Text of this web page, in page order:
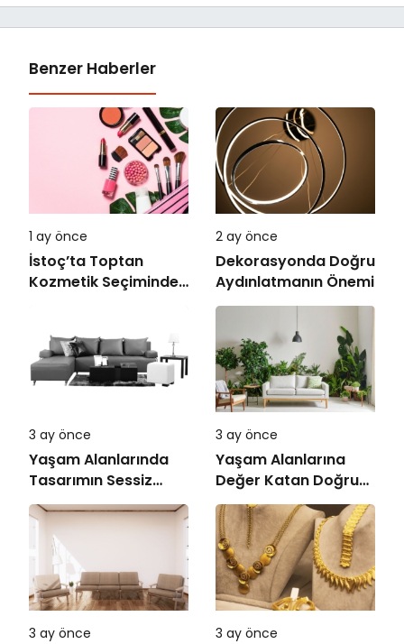
Benzer Haberler
1 ay önce
İstoç’ta Toptan
Kozmetik Seçiminde
2 ay önce
Dekorasyonda Doğru
Aydınlatmanın Önemi
3 ay önce
Yaşam Alanlarında
Tasarımın Sessiz
Gücü
3 ay önce
Yaşam Alanlarına
Değer Katan Doğru
Mobilya Seçimi
3 ay önce 3 ay önce